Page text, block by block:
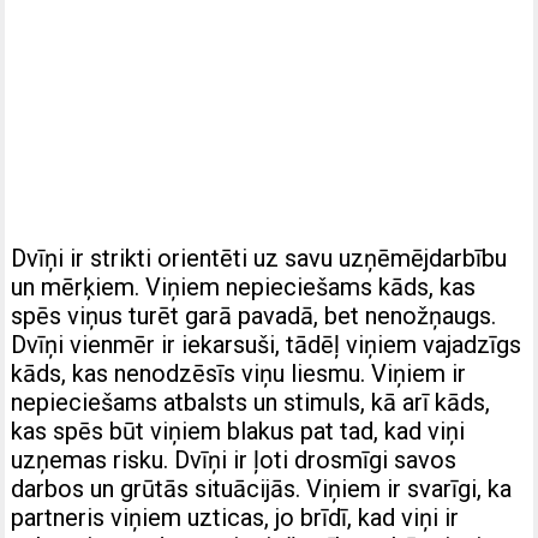
Dvīņi ir strikti orientēti uz savu uzņēmējdarbību
un mērķiem. Viņiem nepieciešams kāds, kas
spēs viņus turēt garā pavadā, bet nenožņaugs.
Dvīņi vienmēr ir iekarsuši, tādēļ viņiem vajadzīgs
kāds, kas nenodzēsīs viņu liesmu. Viņiem ir
nepieciešams atbalsts un stimuls, kā arī kāds,
kas spēs būt viņiem blakus pat tad, kad viņi
uzņemas risku. Dvīņi ir ļoti drosmīgi savos
darbos un grūtās situācijās. Viņiem ir svarīgi, ka
partneris viņiem uzticas, jo brīdī, kad viņi ir